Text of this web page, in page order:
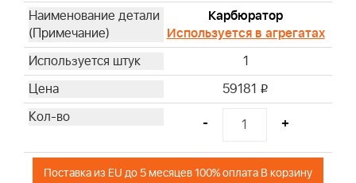
Карбюратор
Используется в агрегатах
1
59181 i
- +
Поставка из EU до 5 месяцев 100% оплата В корзину